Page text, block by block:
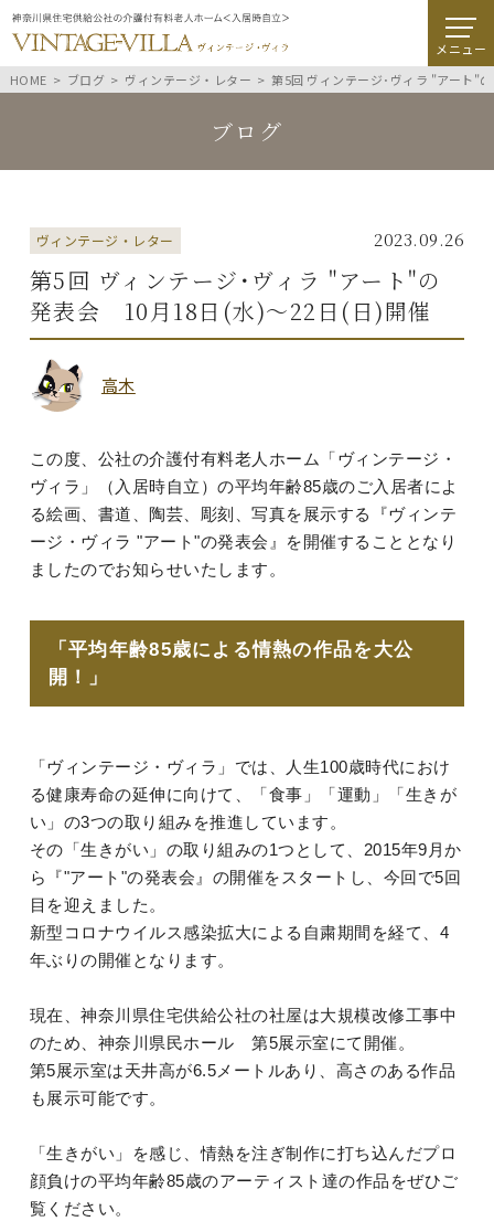
メニュー
HOME
ブログ ヴィンテージ・レター 第5回 ヴィンテージ･ヴィラ "アート"
ブログ
ヴィンテージ・レター 2023.09.26
第5回 ヴィンテージ･ヴィラ "アート"の
発表会 10月18日(水)～22日(日)開催
高木
この度、公社の介護付有料老人ホーム「ヴィンテージ・
ヴィラ」（入居時自立）の平均年齢85歳のご入居者によ
る絵画、書道、陶芸、彫刻、写真を展示する『ヴィンテ
ージ・ヴィラ "アート"の発表会』を開催することとなり
ましたのでお知らせいたします。
「平均年齢85歳による情熱の作品を大公
開！」
「ヴィンテージ・ヴィラ」では、人生100歳時代におけ
る健康寿命の延伸に向けて、「食事」「運動」「生きが
い」の3つの取り組みを推進しています。
その「生きがい」の取り組みの1つとして、2015年9月か
ら『"アート"の発表会』の開催をスタートし、今回で5回
目を迎えました。
新型コロナウイルス感染拡大による自粛期間を経て、4
年ぶりの開催となります。
現在、神奈川県住宅供給公社の社屋は大規模改修工事中
のため、神奈川県民ホール 第5展示室にて開催。
第5展示室は天井高が6.5メートルあり、高さのある作品
も展示可能です。
「生きがい」を感じ、情熱を注ぎ制作に打ち込んだプロ
顔負けの平均年齢85歳のアーティスト達の作品をぜひご
覧ください。